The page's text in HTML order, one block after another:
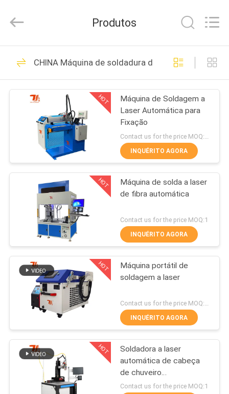
CASA
PRODUTOS
VÍDEOS
SOBRE
NÓS
VISITA
FÁBRICA
CONTATE-
NOTÍCIA
SOLUÇÃO
Technology
Company
Rights
Máquina de
soldadura do laser
193
Robô máquina de
solda a laser
147
Máquina de corte
do laser
25
Produtos
CHINA Máquina de soldadura do laser
HOT
Máquina de Soldagem a
Laser Automática para
Fixação
Contact us for the price MOQ:1 conjunto
INQUÉRITO AGORA
HOT
Máquina de solda a laser
de fibra automática
Contact us for the price MOQ:1
INQUÉRITO AGORA
HOT
Máquina portátil de
soldagem a laser
INQUÉRITO AGORA
HOT
Soldadora a laser
automática de cabeça
de chuveiro
personalizada
Contact us for the price MOQ:1